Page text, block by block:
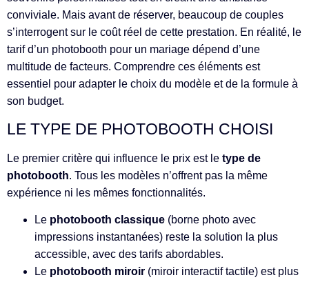
conviviale. Mais avant de réserver, beaucoup de couples
s’interrogent sur le coût réel de cette prestation. En réalité, le
tarif d’un photobooth pour un mariage dépend d’une
multitude de facteurs. Comprendre ces éléments est
essentiel pour adapter le choix du modèle et de la formule à
son budget.
LE TYPE DE PHOTOBOOTH CHOISI
Le premier critère qui influence le prix est le type de
photobooth. Tous les modèles n’offrent pas la même
expérience ni les mêmes fonctionnalités.
Le photobooth classique (borne photo avec
impressions instantanées) reste la solution la plus
accessible, avec des tarifs abordables.
Le photobooth miroir (miroir interactif tactile) est plus